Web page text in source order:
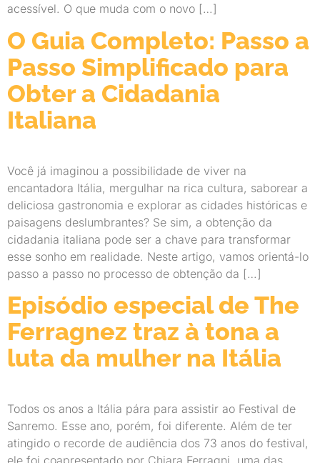
acessível. O que muda com o novo […]
O Guia Completo: Passo a
Passo Simplificado para
Obter a Cidadania
Italiana
Você já imaginou a possibilidade de viver na
encantadora Itália, mergulhar na rica cultura, saborear a
deliciosa gastronomia e explorar as cidades históricas e
paisagens deslumbrantes? Se sim, a obtenção da
cidadania italiana pode ser a chave para transformar
esse sonho em realidade. Neste artigo, vamos orientá-lo
passo a passo no processo de obtenção da […]
Episódio especial de The
Ferragnez traz à tona a
luta da mulher na Itália
Todos os anos a Itália pára para assistir ao Festival de
Sanremo. Esse ano, porém, foi diferente. Além de ter
atingido o recorde de audiência dos 73 anos do festival,